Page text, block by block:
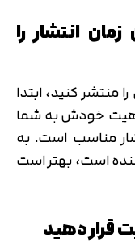
انتشار را
کنید، ابتدا
خودش به شما
مناسب است. به
است، بهتر است